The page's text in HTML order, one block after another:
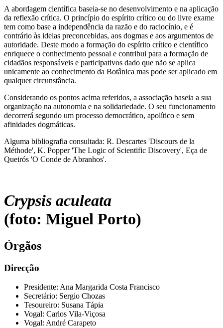
A abordagem científica baseia-se no desenvolvimento e na aplicação
da reflexão crítica. O princípio do espírito crítico ou do livre exame
tem como base a independência da razão e do raciocínio, e é
contrário às ideias preconcebidas, aos dogmas e aos argumentos de
autoridade. Deste modo a formação do espírito crítico e científico
enriquece o conhecimento pessoal e contribui para a formação de
cidadãos responsáveis e participativos dado que não se aplica
unicamente ao conhecimento da Botânica mas pode ser aplicado em
qualquer circunstância.
Considerando os pontos acima referidos, a associação baseia a sua
organização na autonomia e na solidariedade. O seu funcionamento
decorrerá segundo um processo democrático, apolítico e sem
afinidades dogmáticas.
Alguma bibliografia consultada: R. Descartes 'Discours de la
Méthode', K. Popper 'The Logic of Scientific Discovery', Eça de
Queirós 'O Conde de Abranhos'.
Crypsis aculeata
(foto: Miguel Porto)
Órgãos
Direcção
Presidente: Ana Margarida Costa Francisco
Secretário: Sergio Chozas
Tesoureiro: Susana Tápia
Vogal: Carlos Vila-Viçosa
Vogal: André Carapeto